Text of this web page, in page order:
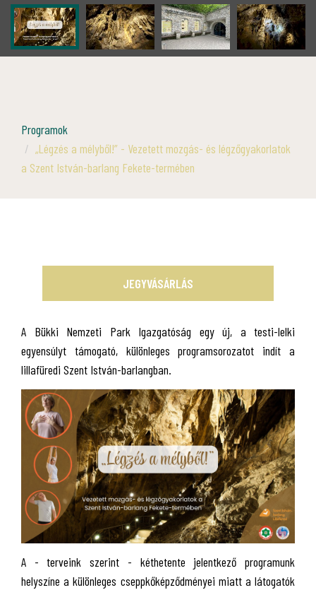
Programok
„Légzés a mélyből!” - Vezetett mozgás- és légzőgyakorlatok
a Szent István-barlang Fekete-termében
JEGYVÁSÁRLÁS
A Bükki Nemzeti Park Igazgatóság egy új, a testi-lelki
egyensúlyt támogató, különleges programsorozatot indít a
lillafüredi Szent István-barlangban.
A - terveink szerint - kéthetente jelentkező programunk
helyszíne a különleges cseppkőképződményei miatt a látogatók